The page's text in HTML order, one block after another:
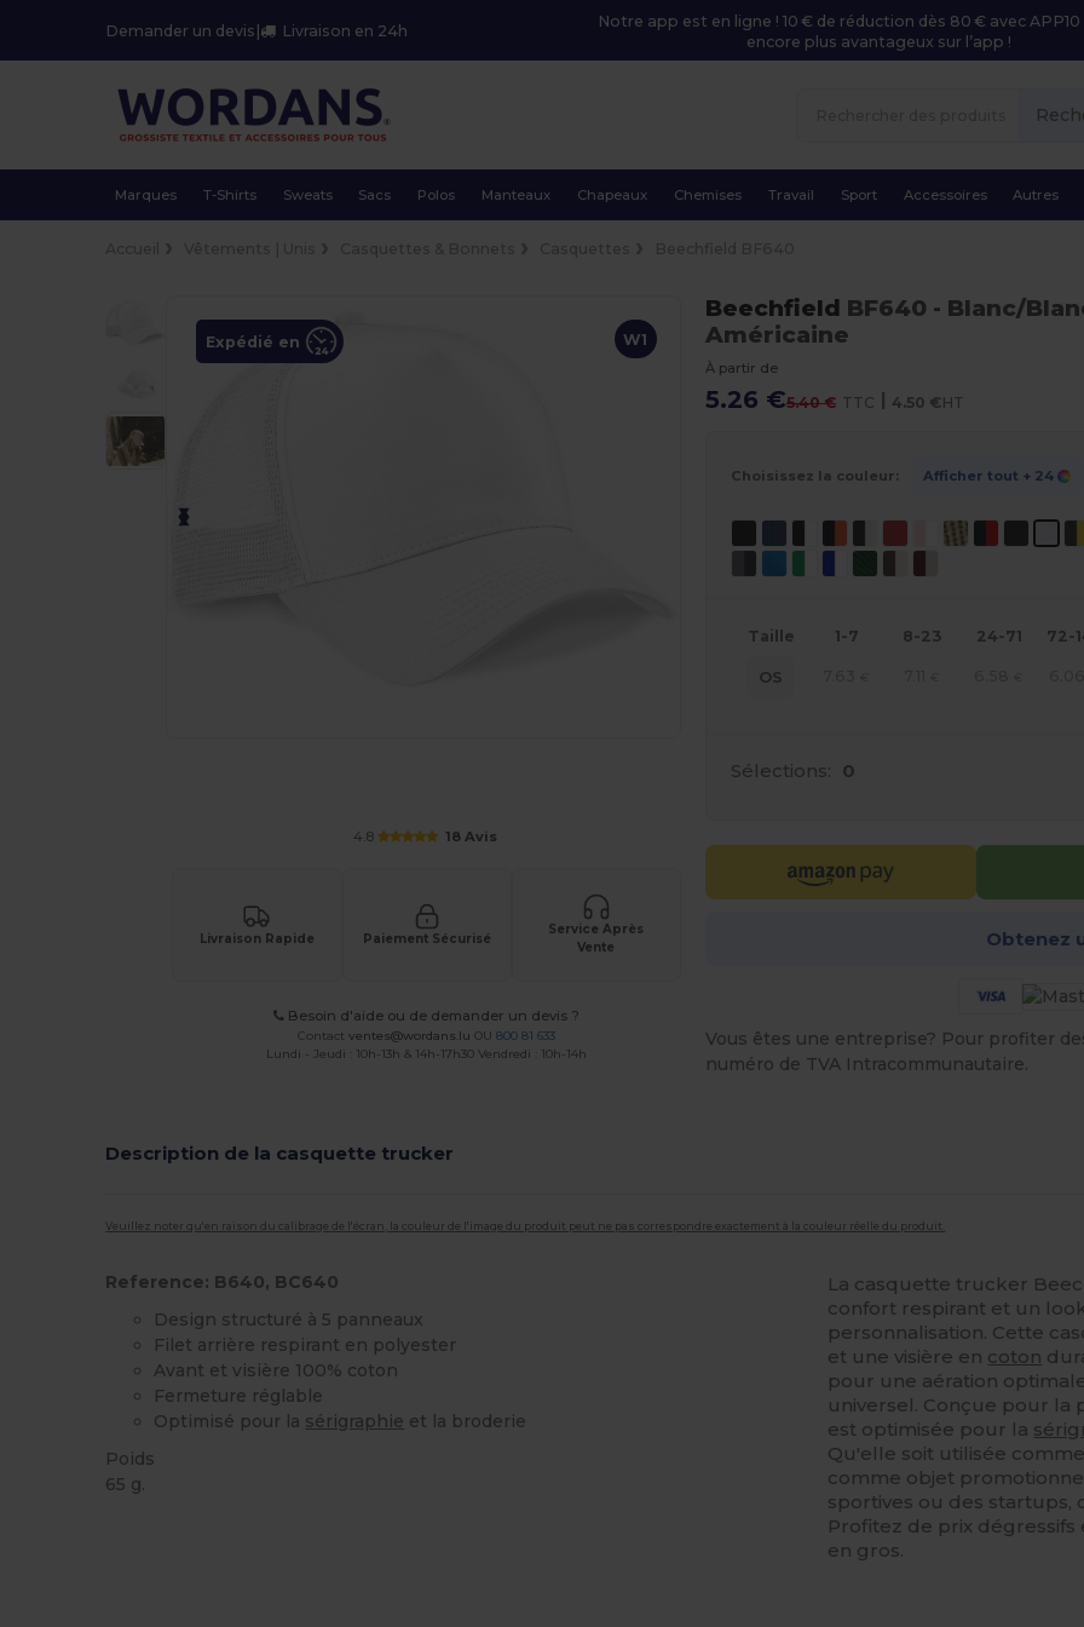
Demander un devis | Livraison en 24h
Notre app est en ligne ! 10 € de réduction dès 80 € avec APP10
encore plus avantageux sur l’app !
Marques T-Shirts Sweats Sacs Polos Manteaux Chapeaux Chemises Travail Sport Accessoires Autres
W1
Expédié en
4.8 18 Avis
Livraison Rapide Paiement Sécurisé
Service Après
Vente
Besoin d'aide ou de demander un devis ?
Contactventes@wordans.lu OU800 81 633
Lundi - Jeudi : 10h-13h & 14h-17h30 Vendredi : 10h-14h
Beechfield BF640 - Blanc/
Américaine
À partir de
5.26 €5.40 € TTC | 4.50 €HT
Choisissez la couleur: Afficher tout + 24
Taille 1-7 8-23 24-71 72-
OS
Sélections: 0
Obtenez
Vous êtes une entreprise? Pour profiter
numéro de TVA Intracommunautaire.
Description de la casquette trucker
Veuillez noter qu'en raison du calibrage de l'écran, la couleur de l'image du produit peut ne pas correspondre exactement à la couleur réelle du produit.
Reference: B640, BC640
Design structuré à 5 panneaux
Filet arrière respirant en polyester
Avant et visière 100% coton
Fermeture réglable
Optimisé pour la sérigraphie et la broderie
Poids
65 g.
La casquette trucker
confort respirant et un
personnalisation. Cette
et une visière en coton
pour une aération
universel. Conçue pour la
est optimisée pour la
Qu'elle soit utilisée
comme objet
sportives ou des startups,
Profitez de prix
en gros.